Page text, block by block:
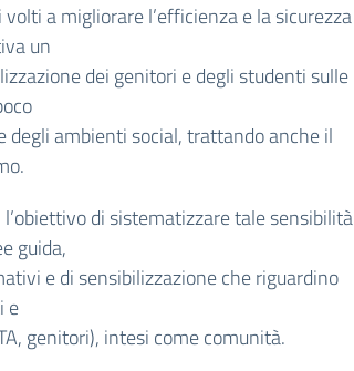
a migliorare l’efficienza e la sicurezza
un
dei genitori e degli studenti sulle
degli ambienti social, trattando anche il
l’obiettivo di sistematizzare tale sensibilità
guida,
e di sensibilizzazione che riguardino
e
genitori), intesi come comunità.